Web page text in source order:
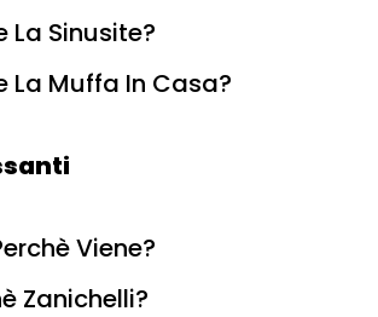
La Sinusite?
La Muffa In Casa?
Viene?
Zanichelli?